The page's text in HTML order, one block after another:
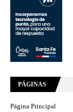
PÁGINAS
Página Principal